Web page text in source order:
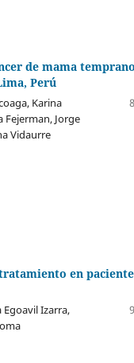
de mama
Perú
Karina
Fejerman, Jorge
Vidaurre
en
Egoavil Izarra,